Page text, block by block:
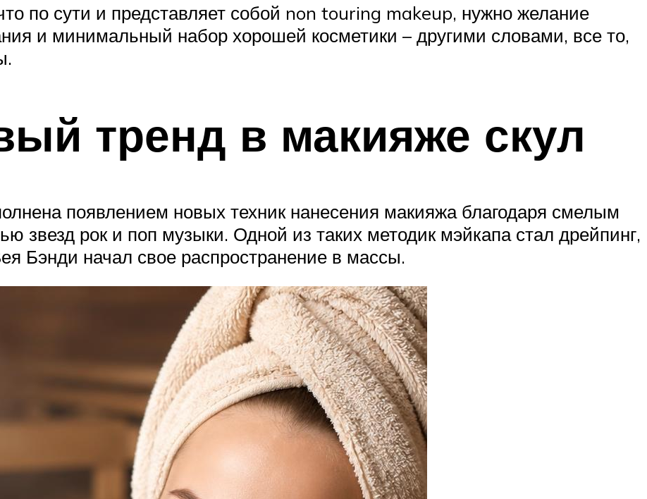
по сути и представляет собой non touring makeup, нужно желание
и минимальный набор хорошей косметики – другими словами, все то,
тренд в макияже скул
появлением новых техник нанесения макияжа благодаря смелым
звезд рок и поп музыки. Одной из таких методик мэйкапа стал дрейпинг,
Бэнди начал свое распространение в массы.